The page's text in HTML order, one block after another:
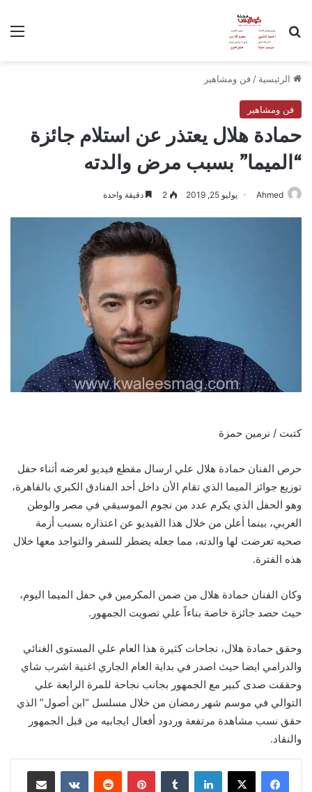
بحث عن
الرئيسية / فن ومشاهير
فن ومشاهير
حمادة هلال يعتذر عن استلام جائزة
“الميما” بسبب مرض والدته
Ahmed يوليو 25, 2019 2 دقيقة واحدة
كتبت / نرمين حمزة
حرص الفنان حمادة هلال علي ارسال مقطع فيديو لعرضه أثناء حفل
توزيع جوائز الميما الذي تقام الأن داخل أحد الفنادق الكبري بالقاهرة،
وهو الحفل الذي يكرم عدد من نجوم الموسيقي في مصر والوطن
العربي، بينما أعلن من خلال هذا الفيديو عن اعتذاره بسبب أزمة
صحيه تعرضت لها والدته، مما جعله يضطر للسفر والتواجد معها خلال
هذه الفترة.
وكان الفنان حمادة هلال من ضمن المكرمين في حفل الميما اليوم،
حيث حصد جائزة خاصة بناءاً علي تصويت الجمهور.
وحقق حمادة هلال، نجاحات كثيرة هذا العام علي المستوى الغنائي
والدرامي ايضا حيث اصدر في بداية العام الجاري اغنية اشرب شاي
وحققت صدى كبير مع الجمهور بجانب نجاحة للمرة الرابعة علي
التوالي في موسم شهر رمضان من خلال مسلسل “ابن أصول” الذي
حقق نسب مشاهدة مرتفعة وردود أفعال ايجابيه من قبل الجمهور
والنقاد.
لينكدإن بينتيريست مشاركة عبر البريد